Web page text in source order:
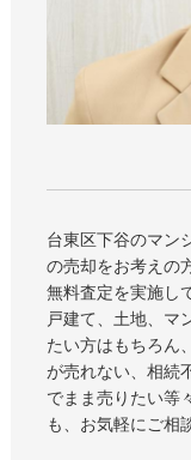
台東区下谷のマン
の売却をお考えの
無料査定を実施し
戸建て、土地、マ
たい方はもちろん
が売れない、相続
でまま売りたい等
も、お気軽にご相